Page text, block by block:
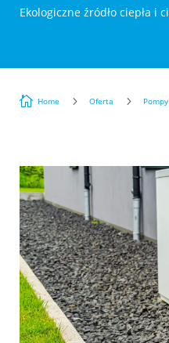
Ekologiczne źródło ciepła i
 Home 5 Oferta 5